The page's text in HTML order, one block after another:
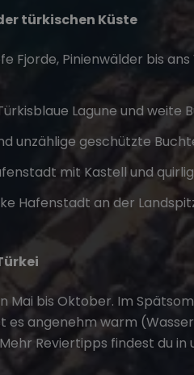
türkischen Küste
Fjorde, Pinienwälder bis
Lagune und weite
unzählige geschützte
mit Kastell und
Hafenstadt an der
Mai bis Oktober. Im
angenehm warm
Reviertipps findest du in